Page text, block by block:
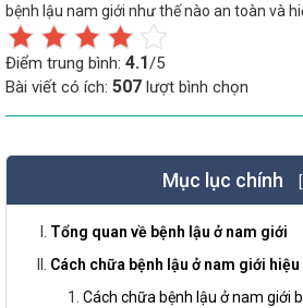
bệnh lậu nam giới như thế nào an toàn và
Điểm trung bình: 4.1/5
Bài viết có ích: 507 lượt bình chọn
Mục lục chính
Tổng quan về bệnh lậu ở nam giới
Cách chữa bệnh lậu ở nam giới
Cách chữa bệnh lậu ở nam giới